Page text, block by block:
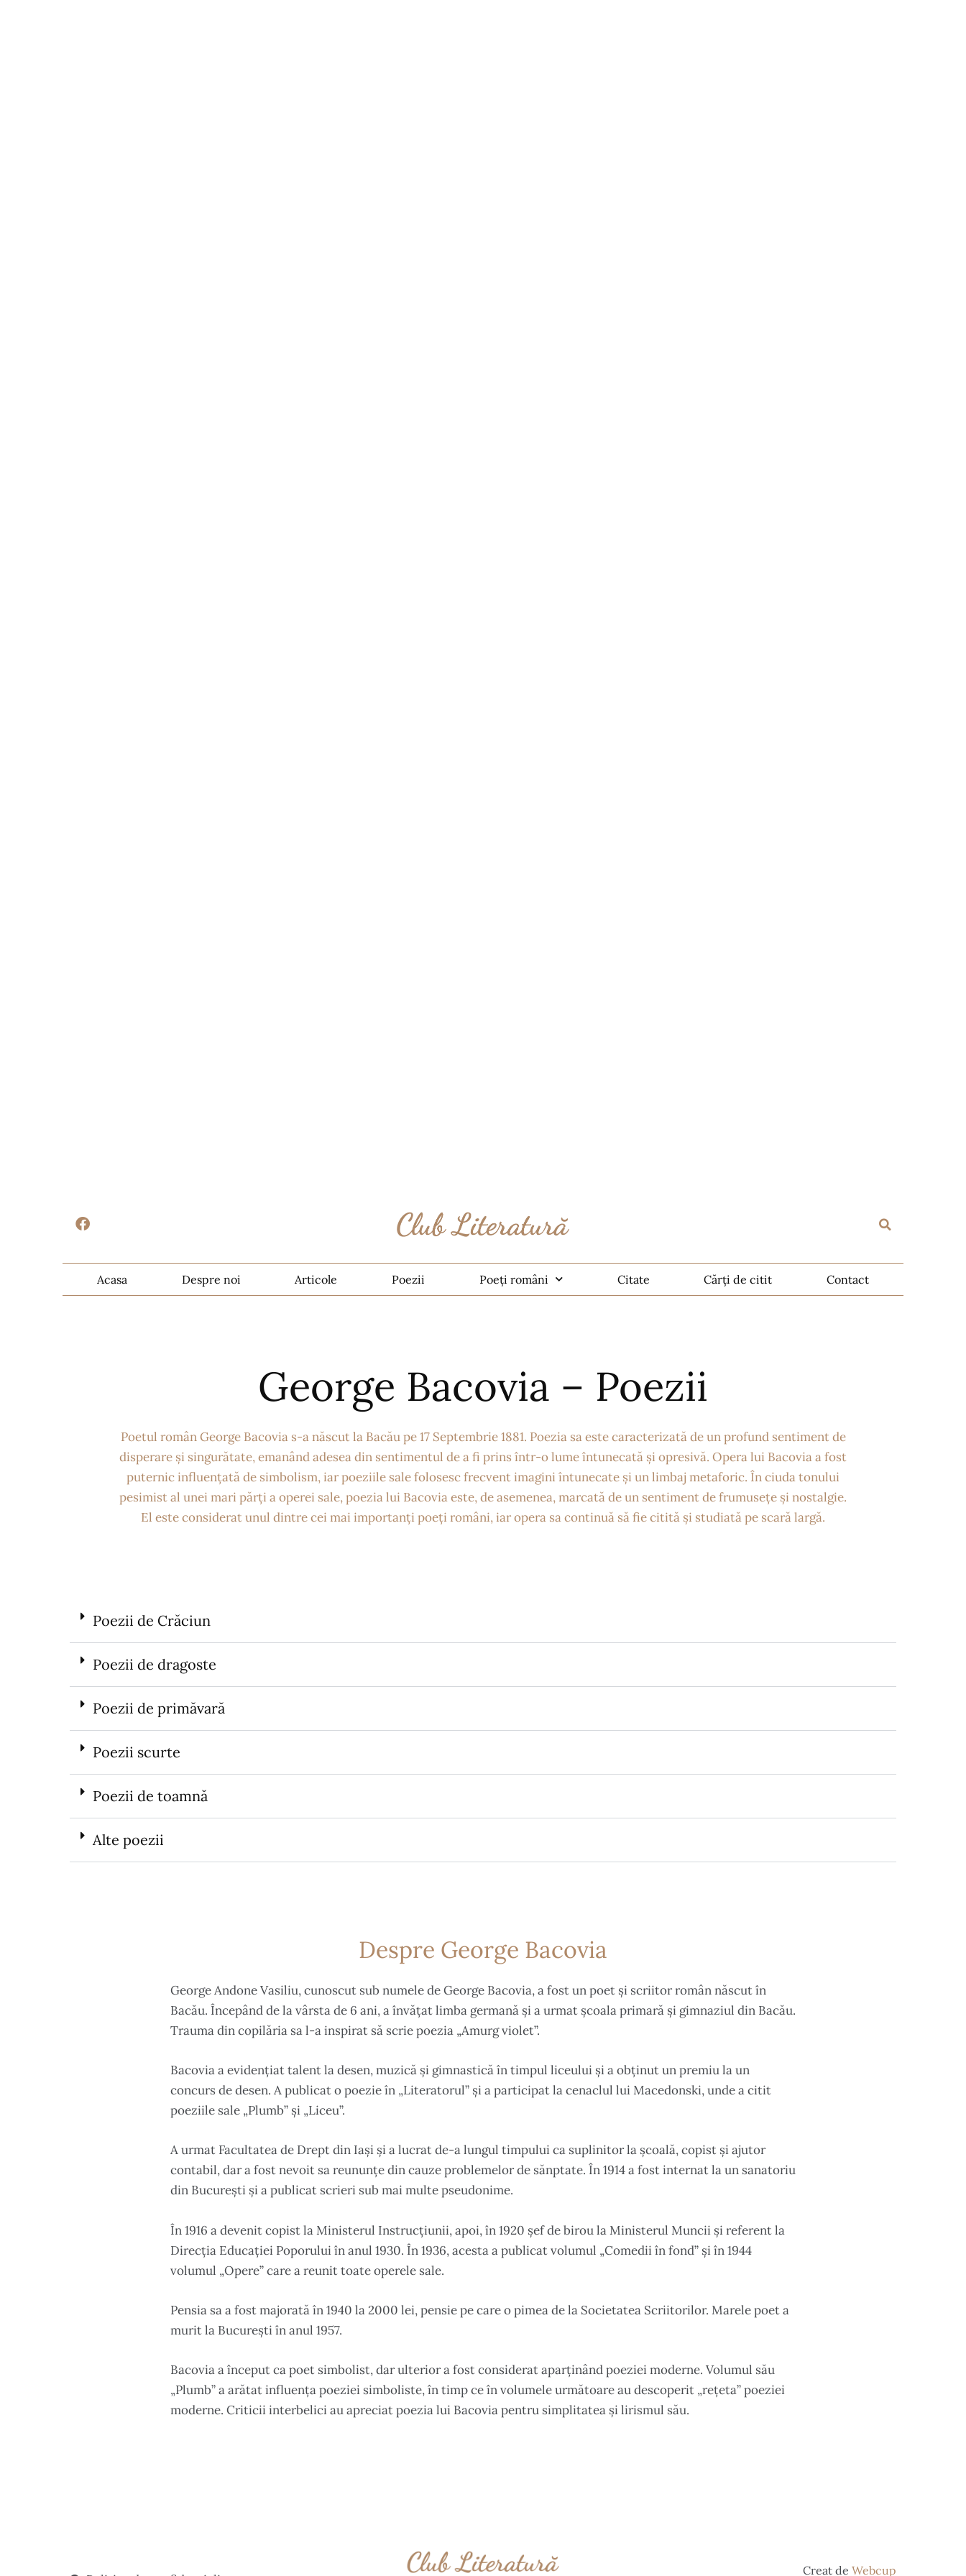
Acasa Despre noi Articole Poezii Poeți români Citate Cărți de citit Contact
George Bacovia – Poezii
Poetul român George Bacovia s-a născut la Bacău pe 17 Septembrie 1881. Poezia sa este caracterizată de un profund sentiment de
disperare și singurătate, emanând adesea din sentimentul de a fi prins într-o lume întunecată și opresivă. Opera lui Bacovia a fost
puternic influențată de simbolism, iar poeziile sale folosesc frecvent imagini întunecate și un limbaj metaforic. În ciuda tonului
pesimist al unei mari părți a operei sale, poezia lui Bacovia este, de asemenea, marcată de un sentiment de frumusețe și nostalgie.
El este considerat unul dintre cei mai importanți poeți români, iar opera sa continuă să fie citită și studiată pe scară largă.
Poezii de Crăciun
Poezii de dragoste
Poezii de primăvară
Poezii scurte
Poezii de toamnă
Alte poezii
Despre George Bacovia
George Andone Vasiliu, cunoscut sub numele de George Bacovia, a fost un poet și scriitor român născut în
Bacău. Începând de la vârsta de 6 ani, a învățat limba germană și a urmat școala primară și gimnaziul din Bacău.
Trauma din copilăria sa l-a inspirat să scrie poezia „Amurg violet”.
Bacovia a evidențiat talent la desen, muzică și gimnastică în timpul liceului și a obținut un premiu la un
concurs de desen. A publicat o poezie în „Literatorul” și a participat la cenaclul lui Macedonski, unde a citit
poeziile sale „Plumb” și „Liceu”.
A urmat Facultatea de Drept din Iași și a lucrat de-a lungul timpului ca suplinitor la școală, copist și ajutor
contabil, dar a fost nevoit sa reununțe din cauze problemelor de sănptate. În 1914 a fost internat la un sanatoriu
din București și a publicat scrieri sub mai multe pseudonime.
În 1916 a devenit copist la Ministerul Instrucțiunii, apoi, în 1920 șef de birou la Ministerul Muncii și referent la
Direcția Educației Poporului în anul 1930. În 1936, acesta a publicat volumul „Comedii în fond” și în 1944
volumul „Opere” care a reunit toate operele sale.
Pensia sa a fost majorată în 1940 la 2000 lei, pensie pe care o pimea de la Societatea Scriitorilor. Marele poet a
murit la București în anul 1957.
Bacovia a început ca poet simbolist, dar ulterior a fost considerat aparținând poeziei moderne. Volumul său
„Plumb” a arătat influența poeziei simboliste, în timp ce în volumele următoare au descoperit „rețeta” poeziei
moderne. Criticii interbelici au apreciat poezia lui Bacovia pentru simplitatea și lirismul său.
Creat de Webcup